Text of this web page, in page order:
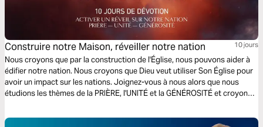
Construire notre Maison, réveiller notre nation 10 jours
Nous croyons que par la construction de l'Église, nous pouvons aider à
édifier notre nation. Nous croyons que Dieu veut utiliser Son Église pour
avoir un impact sur les nations. Joignez-vous à nous alors que nous
étudions les thèmes de la PRIÈRE, l'UNITÉ et la GÉNÉROSITÉ et croyons
notre pays.